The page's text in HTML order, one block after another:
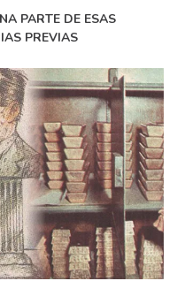
PARTE DE ESAS
PREVIAS